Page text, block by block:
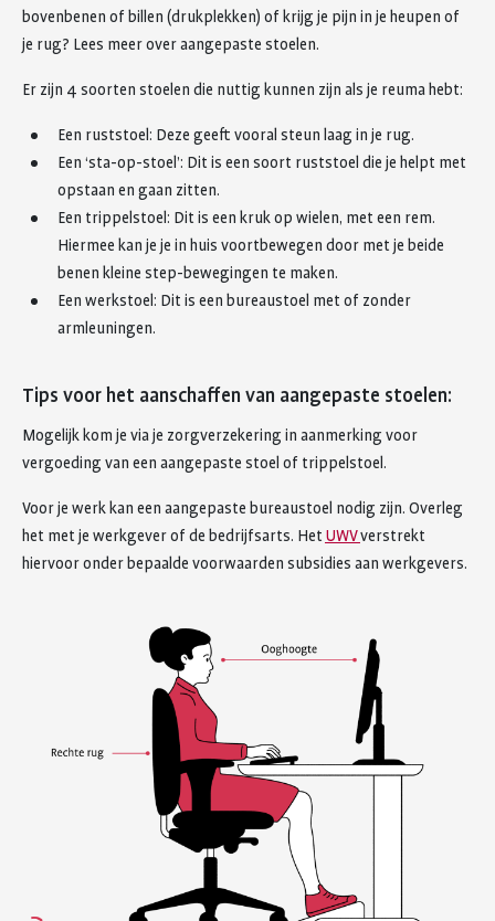
bovenbenen of billen (drukplekken) of krijg je pijn in je heupen of
je rug? Lees meer over aangepaste stoelen.
Er zijn 4 soorten stoelen die nuttig kunnen zijn als je reuma hebt:
Een ruststoel: Deze geeft vooral steun laag in je rug.
Een ‘sta-op-stoel’: Dit is een soort ruststoel die je helpt met
opstaan en gaan zitten.
Een trippelstoel: Dit is een kruk op wielen, met een rem.
Hiermee kan je je in huis voortbewegen door met je beide
benen kleine step-bewegingen te maken.
Een werkstoel: Dit is een bureaustoel met of zonder
armleuningen.
Tips voor het aanschaffen van aangepaste stoelen:
Mogelijk kom je via je zorgverzekering in aanmerking voor
vergoeding van een aangepaste stoel of trippelstoel.
Voor je werk kan een aangepaste bureaustoel nodig zijn. Overleg
het met je werkgever of de bedrijfsarts. Het UWVverstrekt
hiervoor onder bepaalde voorwaarden subsidies aan werkgevers.